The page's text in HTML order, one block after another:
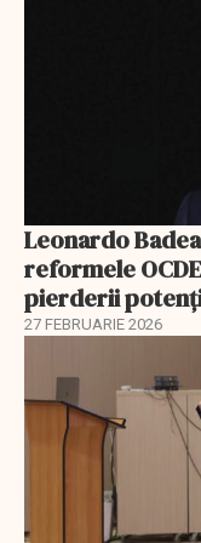
Leonardo
reformele
pierderii
27 FEBRUARIE 2026